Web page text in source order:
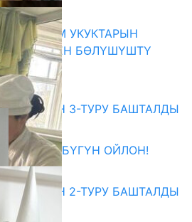
АДАМ УКУКТАРЫН
МЕНЕН БӨЛҮШҮШТҮ
АЛУУНУН 3-ТУРУ БАШТАЛДЫ
ҮЧҮН БҮГҮН ОЙЛОН!
АЛУУНУН 2-ТУРУ БАШТАЛДЫ